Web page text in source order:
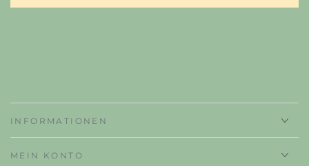
INFORMATIONEN
MEIN KONTO